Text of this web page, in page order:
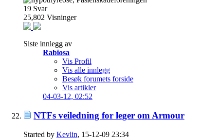
19 Svar
25,802 Visninger
Siste innlegg av
Rabiosa
Vis Profil
Vis alle innlegg
Besøk forumets forside
Vis artikler
04-03-12, 02:52
NTFs veiledning for leger om Armour
Started by Kevlin, 15-12-09 23:34